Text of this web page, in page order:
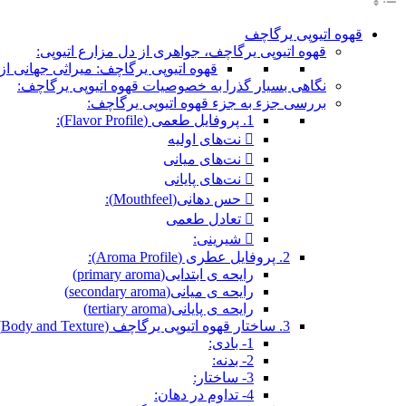
قهوه اتیوپی یرگاچف
قهوه اتیوپی یرگاچف، جواهری از دل مزارع اتیوپی:
قهوه اتیوپی یرگاچف: میراثی جهانی
نگاهی بسیار گذرا به خصوصیات قهوه اتیوپی یرگاچف:
بررسی جزء به جزء قهوه اتیوپی یرگاچف:
1. پروفایل طعمی (Flavor Profile):
 نت‌های اولیه
 نت‌های میانی
 نت‌های پایانی
 حس دهانی(Mouthfeel):
 تعادل طعمی
 شیرینی:
2. پروفایل عطری (Aroma Profile):
رایحه ی ابتدایی(primary aroma)
رایحه ی میانی(secondary aroma)
رایحه ی پایانی(tertiary aroma)
3. ساختار قهوه اتیوپی یرگاچف (Body and Texture):
1- بادی:
2- بدنه:
3- ساختار:
4- تداوم در دهان: